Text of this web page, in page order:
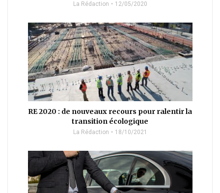
La Rédaction 12/05/2020
RE 2020 : de nouveaux recours pour ralentir la
transition écologique
La Rédaction 18/10/2021